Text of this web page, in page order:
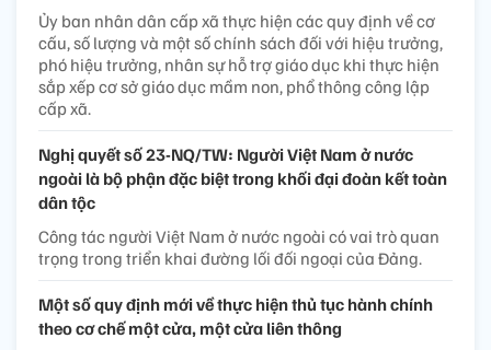
Ủy ban nhân dân cấp xã thực hiện các quy định về cơ
cấu, số lượng và một số chính sách đối với hiệu trưởng,
phó hiệu trưởng, nhân sự hỗ trợ giáo dục khi thực hiện
sắp xếp cơ sở giáo dục mầm non, phổ thông công lập
cấp xã.
Nghị quyết số 23-NQ/TW: Người Việt Nam ở nước
ngoài là bộ phận đặc biệt trong khối đại đoàn kết toàn
dân tộc
Công tác người Việt Nam ở nước ngoài có vai trò quan
trọng trong triển khai đường lối đối ngoại của Đảng.
Một số quy định mới về thực hiện thủ tục hành chính
theo cơ chế một cửa, một cửa liên thông